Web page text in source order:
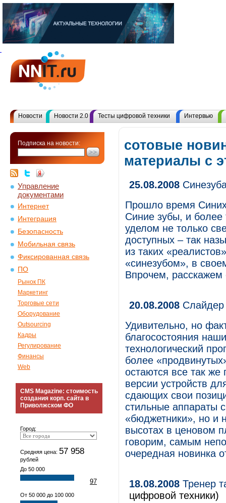
Новости Новости 2.0 Тесты цифровой техники Интервью
Подписка на новости:
Управление
документами
Интернет
Интеграция
Безопасность
Мобильная связь
Фиксированная связь
ПО
Рынок ПК
Маркетинг
Торговые сети
Оборудование
Outsourcing
Кадры
Регулирование
Финансы
Web
CMS Magazine: стоимость
создания корп. сайта в
Приволжском ФО
Город:
Средняя цена: 57 958
рублей
До 50 000
97
От 50 000 до 100 000
сотовые
материалы с
25.08.2008
Прошло время
Синие зубы, и более
уделом не только
доступных – так
из таких
«синезубом», в
Впрочем,
20.08.2008 Слайдер
Удивительно, но
благосостояния
технологический
более
остаются все так
версии устройств
сдающих свои
стильные аппараты
«бюджетники», но и
высотах в ценовом
говорим, самым
очередная новинка
18.08.2008 Тренер
цифровой техники)